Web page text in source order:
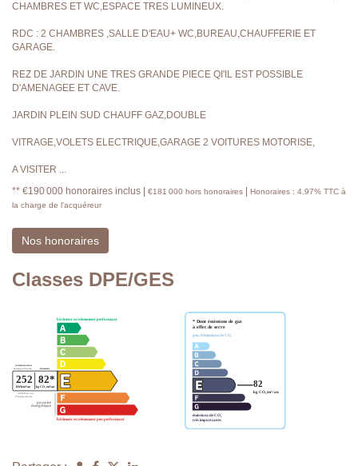
CHAMBRES ET WC,ESPACE TRES LUMINEUX.
RDC : 2 CHAMBRES ,SALLE D'EAU+ WC,BUREAU,CHAUFFERIE ET
GARAGE.
REZ DE JARDIN UNE TRES GRANDE PIECE QI'IL EST POSSIBLE
D'AMENAGEE ET CAVE.
JARDIN PLEIN SUD CHAUFF GAZ,DOUBLE
VITRAGE,VOLETS ELECTRIQUE,GARAGE 2 VOITURES MOTORISE,
A VISITER ...
** €190 000 honoraires inclus €181 000 hors honoraires
Honoraires : 4.97% TTC à
la charge de l'acquéreur
Nos honoraires
Classes DPE/GES